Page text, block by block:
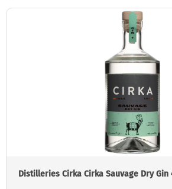
Distilleries Cirka Cirka Sauvage Dry Gin